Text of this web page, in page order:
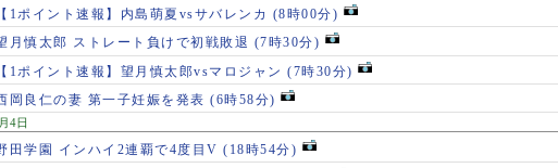
【1ポイント速報】内島萌夏vsサバレンカ (8時00分)
月慎太郎 ストレート負けで初戦敗退 (7時30分)
【1ポイント速報】望月慎太郎vsマロジャン (7時30分)
岡良仁の妻 第一子妊娠を発表 (6時58分)
4日
田学園 インハイ2連覇で4度目V (18時54分)